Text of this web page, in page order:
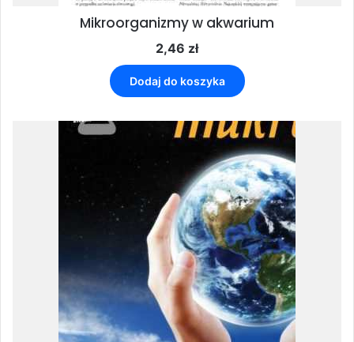
Mikroorganizmy w akwarium
2,46 zł
Dodaj do koszyka